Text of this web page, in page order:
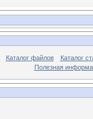
Каталог файлов
Каталог
Полезная